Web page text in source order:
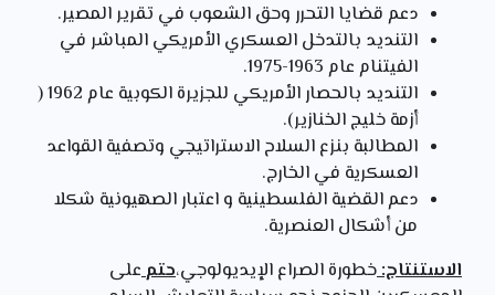
دعم قضايا التحرر وحق الشعوب في تقرير المصير.
التنديد بالتدخل العسكري الأمريكي المباشر في
الفيتنام عام 1963-1975.
التنديد بالحصار الأمريكي للجزيرة الكوبية عام 1962 (
أزمة خليج الخنازير).
المطالبة بنزع السلاح الاستراتيجي وتصفية القواعد
العسكرية في الخارج.
دعم القضية الفلسطينية و اعتبار الصهيونية شكلا
من أشكال العنصرية.
الاستنتاج:خطورة الصراع الإيديولوجي،حتمعلى